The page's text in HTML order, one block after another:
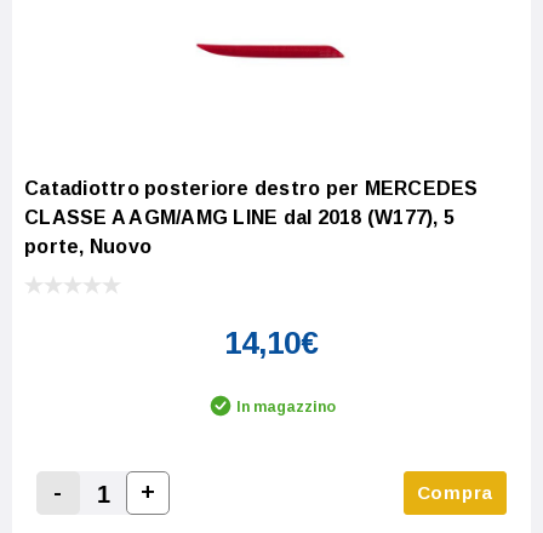
Catadiottro posteriore destro per MERCEDES
CLASSE A AGM/AMG LINE dal 2018 (W177), 5
porte, Nuovo
14,10€
In magazzino
Decrease Quantity:
-
Increase Quantity:
+ Compra